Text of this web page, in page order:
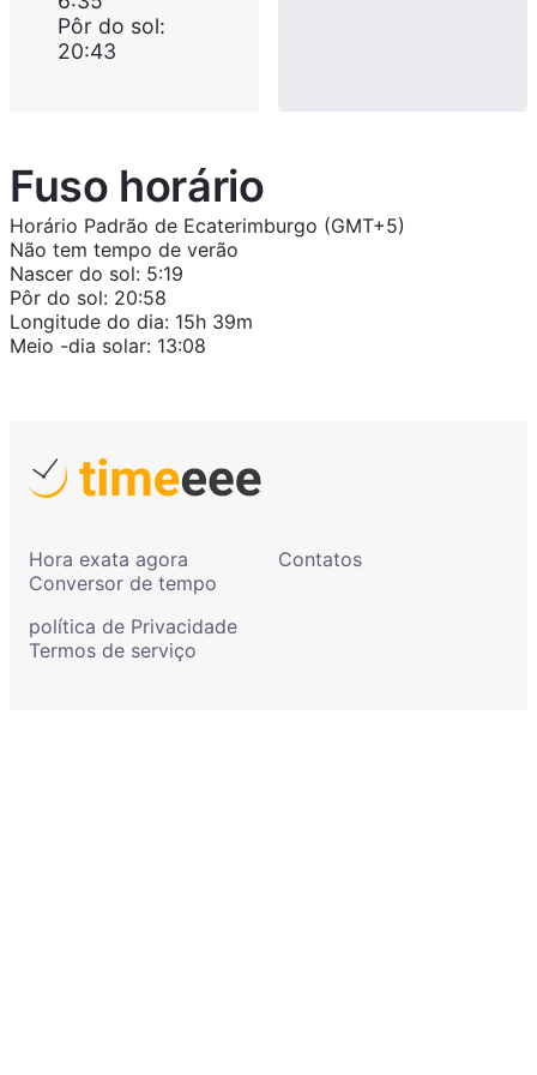
Pôr do sol:
20:43
Fuso horário
Horário Padrão de Ecaterimburgo (GMT+5)
Não tem tempo de verão
Nascer do sol: 5:19
Pôr do sol: 20:58
Longitude do dia: 15h 39m
Meio -dia solar: 13:08
Hora exata agora
Conversor de tempo
Contatos
política de Privacidade
Termos de serviço